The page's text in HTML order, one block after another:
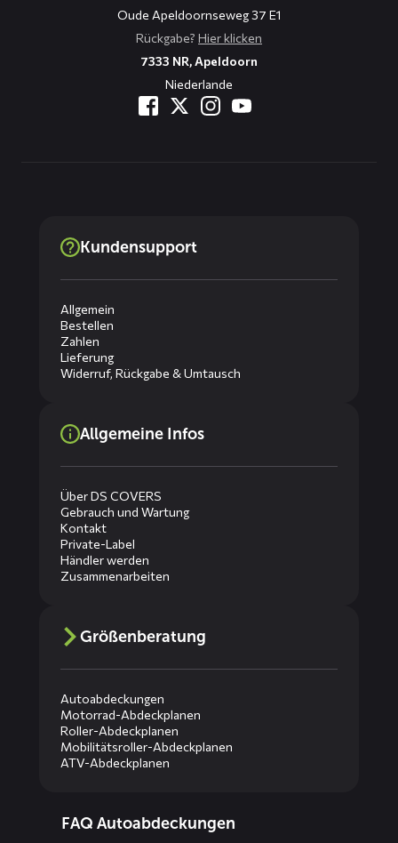
Oude Apeldoornseweg 37 E1
Rückgabe? Hier klicken
7333 NR, Apeldoorn
Niederlande
Kundensupport
Allgemein
Bestellen
Zahlen
Lieferung
Widerruf, Rückgabe & Umtausch
Allgemeine Infos
Über DS COVERS
Gebrauch und Wartung
Kontakt
Private-Label
Händler werden
Zusammenarbeiten
Größenberatung
Autoabdeckungen
Motorrad-Abdeckplanen
Roller-Abdeckplanen
Mobilitätsroller-Abdeckplanen
ATV-Abdeckplanen
menusFAQ Autoabdeckungen